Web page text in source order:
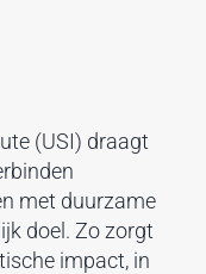
(USI) draagt
met duurzame
doel. Zo zorgt
impact, in